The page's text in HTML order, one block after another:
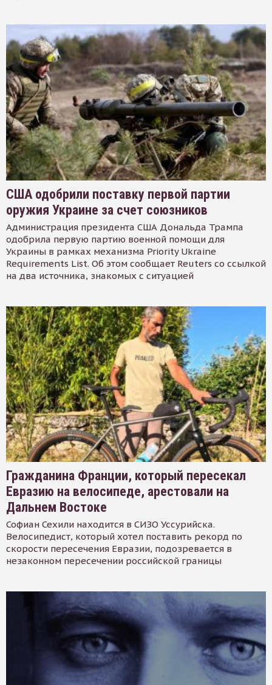
США одобрили поставку первой партии
оружия Украине за счет союзников
Администрация президента США Дональда Трампа
одобрила первую партию военной помощи для
Украины в рамках механизма Priority Ukraine
Requirements List. Об этом сообщает Reuters со ссылкой
на два источника, знакомых с ситуацией
Гражданина Франции, который пересекал
Евразию на велосипеде, арестовали на
Дальнем Востоке
Софиан Сехили находится в СИЗО Уссурийска.
Велосипедист, который хотел поставить рекорд по
скорости пересечения Евразии, подозревается в
незаконном пересечении российской границы